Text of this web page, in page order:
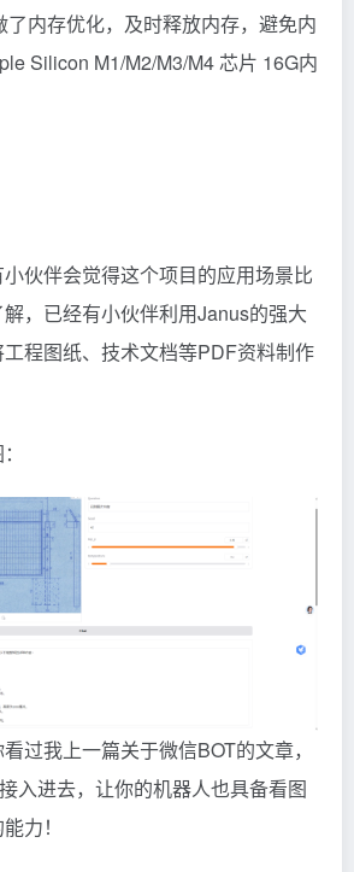
了内存优化，及时释放内存，避免内
Silicon M1/M2/M3/M4 芯片 16G内
伙伴会觉得这个项目的应用场景比
，已经有小伙伴利用Janus的强大
程图纸、技术文档等PDF资料制作
过我上一篇关于微信BOT的文章，
入进去，让你的机器人也具备看图
力！